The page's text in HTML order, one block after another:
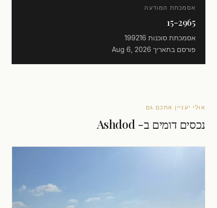
אסמכתת המודעה
15-2965
אסמכתת סוכנות
פורסם בתאריך
אולי יעניין אתכם גם
נכסים דומים ב- Ashdod